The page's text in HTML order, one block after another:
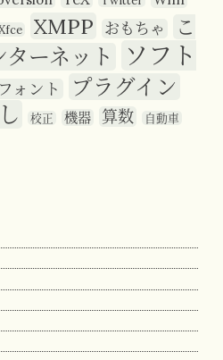
XMPP おもちゃ
こ
ターネット
ソフト
フォント プラグイン
校正 機器 算数 自動車